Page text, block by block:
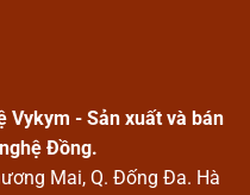
Vykym - Sản xuất và bán
Đồng.
Mai, Q. Đống Đa. Hà